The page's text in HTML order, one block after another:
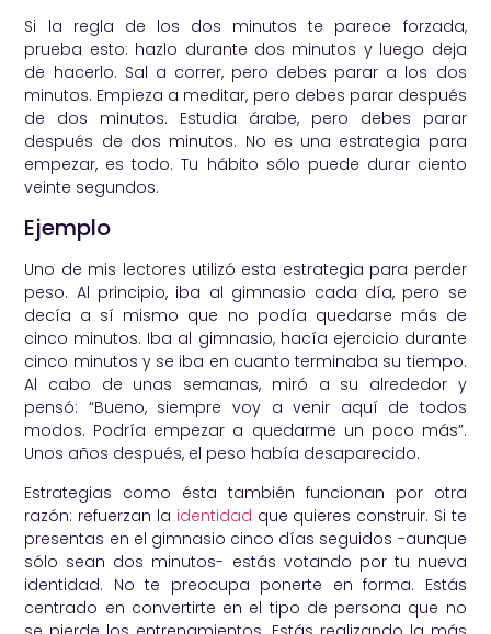
Si la regla de los dos minutos te parece forzada,
prueba esto: hazlo durante dos minutos y luego deja
de hacerlo. Sal a correr, pero debes parar a los dos
minutos. Empieza a meditar, pero debes parar después
de dos minutos. Estudia árabe, pero debes parar
después de dos minutos. No es una estrategia para
empezar, es todo. Tu hábito sólo puede durar ciento
veinte segundos.
Ejemplo
Uno de mis lectores utilizó esta estrategia para perder
peso. Al principio, iba al gimnasio cada día, pero se
decía a sí mismo que no podía quedarse más de
cinco minutos. Iba al gimnasio, hacía ejercicio durante
cinco minutos y se iba en cuanto terminaba su tiempo.
Al cabo de unas semanas, miró a su alrededor y
pensó: “Bueno, siempre voy a venir aquí de todos
modos. Podría empezar a quedarme un poco más”.
Unos años después, el peso había desaparecido.
Estrategias como ésta también funcionan por otra
razón: refuerzan la identidad que quieres construir. Si te
presentas en el gimnasio cinco días seguidos -aunque
sólo sean dos minutos- estás votando por tu nueva
identidad. No te preocupa ponerte en forma. Estás
centrado en convertirte en el tipo de persona que no